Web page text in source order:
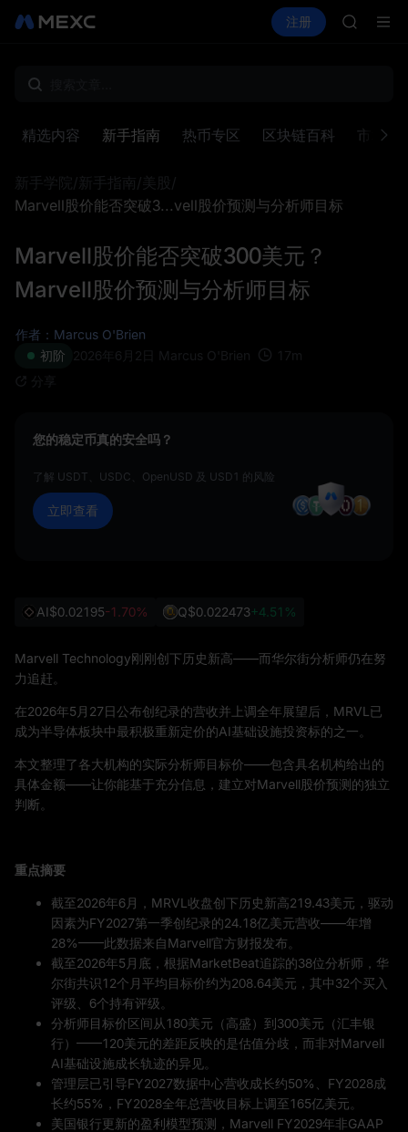
SPCX 理财 活
注册
精选内容 新手指南 热币专区 区块链百科 市场洞
新手学院 /新手指南/ 美股 /
Marvell股价能否突破3...vell股价预测与分析师目标
Marvell股价能否突破300美元？
Marvell股价预测与分析师目标
作者：Marcus O'Brien
初阶
2026年6月2日 Marcus O'Brien 17 m
分享
您的稳定币真的安全吗？
了解 USDT、USDC、OpenUSD 及 USD1 的风险
立即查看
AI$0.02195-1.70% Q$0.022473+4.51%
Marvell Technology刚刚创下历史新高——而华尔街分析师仍在努
力追赶。
在2026年5月27日公布创纪录的营收并上调全年展望后，MRVL已
成为半导体板块中最积极重新定价的AI基础设施投资标的之一。
本文整理了各大机构的实际分析师目标价——包含具名机构给出的
具体金额——让你能基于充分信息，建立对Marvell股价预测的独立
判断。
重点摘要
截至2026年6月，MRVL收盘创下历史新高219.43美元，驱动
因素为FY2027第一季创纪录的24.18亿美元营收——年增
28%——此数据来自Marvell官方财报发布。
截至2026年5月底，根据MarketBeat追踪的38位分析师，华
尔街共识12个月平均目标价约为208.64美元，其中32个买入
评级、6个持有评级。
分析师目标价区间从180美元（高盛）到300美元（汇丰银
行）——120美元的差距反映的是估值分歧，而非对Marvell
AI基础设施成长轨迹的异见。
管理层已引导FY2027数据中心营收成长约50%、FY2028成
长约55%，FY2028全年总营收目标上调至165亿美元。
美国银行更新的盈利模型预测，Marvell FY2029年非GAAP